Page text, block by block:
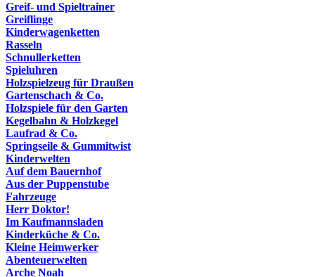
Greif- und Spieltrainer
Greiflinge
Kinderwagenketten
Rasseln
Schnullerketten
Spieluhren
Holzspielzeug für Draußen
Gartenschach & Co.
Holzspiele für den Garten
Kegelbahn & Holzkegel
Laufrad & Co.
Springseile & Gummitwist
Kinderwelten
Auf dem Bauernhof
Aus der Puppenstube
Fahrzeuge
Herr Doktor!
Im Kaufmannsladen
Kinderküche & Co.
Kleine Heimwerker
Abenteuerwelten
Arche Noah